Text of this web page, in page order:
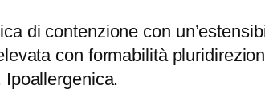
di contenzione con
con formabilità